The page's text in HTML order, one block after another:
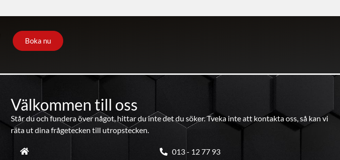
Boka nu
Välkommen till oss
Står du och fundera över något, hittar du inte det du söker. Tveka inte att kontakta oss, så kan vi
räta ut dina frågetecken till utropstecken.
013 - 12 77 93